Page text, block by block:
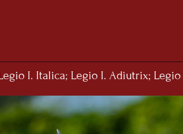
I. Italica; Legio I. Adiutrix;